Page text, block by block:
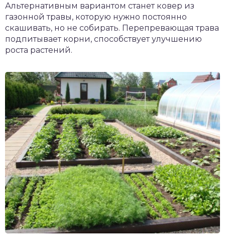
Альтернативным вариантом станет ковер из
газонной травы, которую нужно постоянно
скашивать, но не собирать. Перепревающая трава
подпитывает корни, способствует улучшению
роста растений.